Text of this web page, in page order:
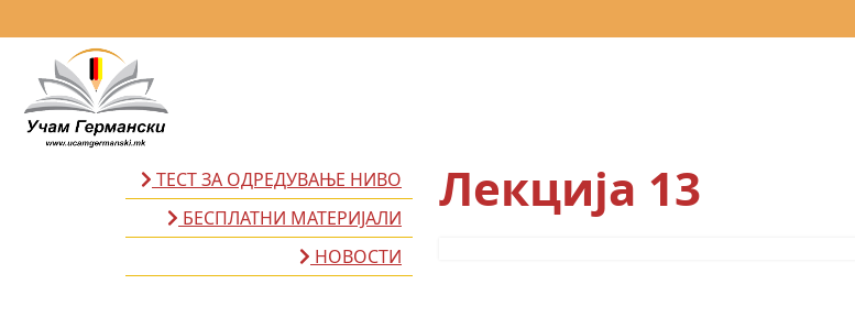
ТЕСТ ЗА ОДРЕДУВАЊЕ НИВО
БЕСПЛАТНИ МАТЕРИЈАЛИ
НОВОСТИ
Лекција 13